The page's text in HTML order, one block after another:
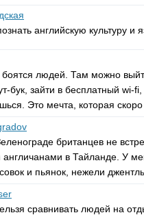
английскую культуру и
людей. Там можно
бук, зайти в бесплатный wi-fi
Это мечта, которая
британцев не
англичанами в Тайланде. У
и пьянок, нежели
сравнивать людей на